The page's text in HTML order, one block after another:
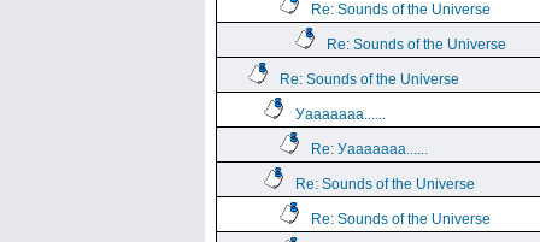
Re: Sounds of the Universe
Re: Sounds of the Universe
Re: Sounds of the Universe
Уааааааа......
Re: Уааааааа......
Re: Sounds of the Universe
Re: Sounds of the Universe